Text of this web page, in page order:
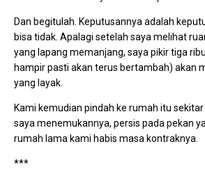
Dan begitulah. Keputusannya adalah
bisa tidak. Apalagi setelah saya melihat
yang lapang memanjang, saya pikir tiga
hampir pasti akan terus bertambah) akan
yang layak.
Kami kemudian pindah ke rumah itu
saya menemukannya, persis pada pekan
rumah lama kami habis masa kontraknya.
***